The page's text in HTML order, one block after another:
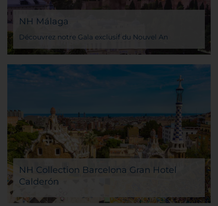
NH Málaga
Découvrez notre Gala exclusif du Nouvel An
NH Collection Barcelona Gran Hotel
Calderón
La saison des fêtes la plus charmante de Barcelone